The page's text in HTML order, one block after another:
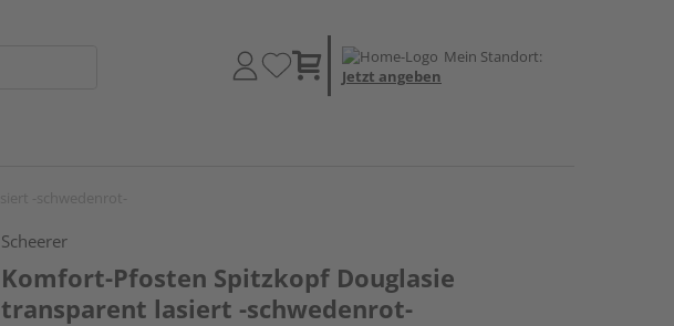
Mein Standort:
Jetzt angeben
Scheerer
Komfort-Pfosten Spitzkopf Douglasie
transparent lasiert -schwedenrot-